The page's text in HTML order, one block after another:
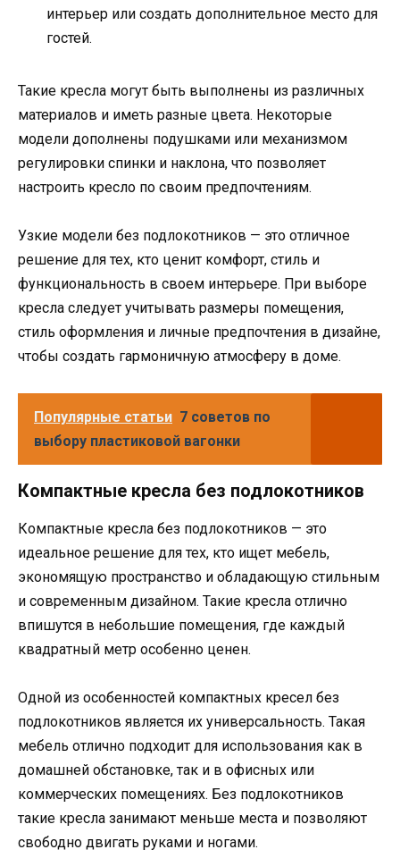
интерьер или создать дополнительное место для
гостей.
Такие кресла могут быть выполнены из различных
материалов и иметь разные цвета. Некоторые
модели дополнены подушками или механизмом
регулировки спинки и наклона, что позволяет
настроить кресло по своим предпочтениям.
Узкие модели без подлокотников — это отличное
решение для тех, кто ценит комфорт, стиль и
функциональность в своем интерьере. При выборе
кресла следует учитывать размеры помещения,
стиль оформления и личные предпочтения в дизайне,
чтобы создать гармоничную атмосферу в доме.
Популярные статьи 7 советов по
выбору пластиковой вагонки
Компактные кресла без подлокотников
Компактные кресла без подлокотников — это
идеальное решение для тех, кто ищет мебель,
экономящую пространство и обладающую стильным
и современным дизайном. Такие кресла отлично
впишутся в небольшие помещения, где каждый
квадратный метр особенно ценен.
Одной из особенностей компактных кресел без
подлокотников является их универсальность. Такая
мебель отлично подходит для использования как в
домашней обстановке, так и в офисных или
коммерческих помещениях. Без подлокотников
такие кресла занимают меньше места и позволяют
свободно двигать руками и ногами.